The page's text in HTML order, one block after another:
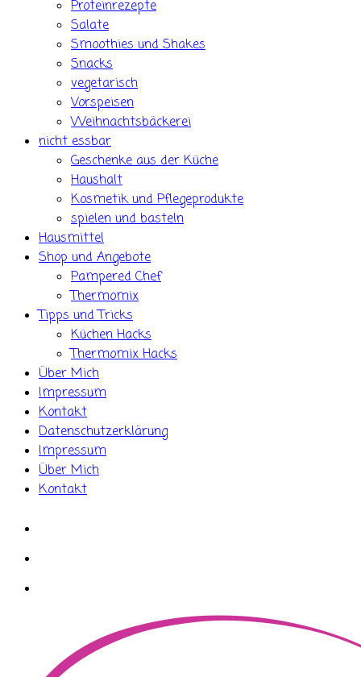
Proteinrezepte
Salate
Smoothies und Shakes
Snacks
vegetarisch
Vorspeisen
Weihnachtsbäckerei
nicht essbar
Geschenke aus der Küche
Haushalt
Kosmetik und Pflegeprodukte
spielen und basteln
Hausmittel
Shop und Angebote
Pampered Chef
Thermomix
Tipps und Tricks
Küchen Hacks
Thermomix Hacks
Über Mich
Impressum
Kontakt
Datenschutzerklärung
Impressum
Über Mich
Kontakt